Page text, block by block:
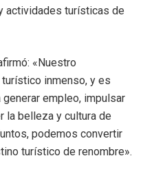
actividades turísticas de
«Nuestro
inmenso, y es
empleo, impulsar
la belleza y cultura de
podemos convertir
turístico de renombre».